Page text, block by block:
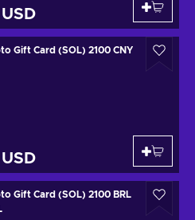
Gift Card (SOL) 2100 CNY
Gift Card (SOL) 2100 BRL